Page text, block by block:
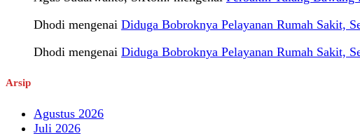
Dhodi mengenai Diduga Bobroknya Pelayanan Rumah Sakit,
Dhodi mengenai Diduga Bobroknya Pelayanan Rumah Sakit,
Arsip
Agustus 2026
Juli 2026